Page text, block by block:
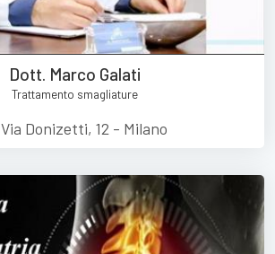
Dott. Marco Galati
Trattamento smagliature
Via Donizetti, 12 - Milano